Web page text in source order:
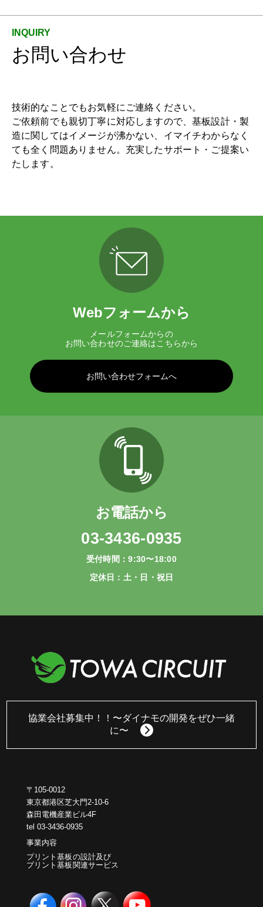
お問い合わせ
技術的なことでもお気軽にご連絡ください。
ご依頼前でも親切丁寧に対応しますので、基板設計・製
造に関してはイメージが沸かない、イマイチわからなく
ても全く問題ありません。充実したサポート・ご提案い
たします。
Webフォームから
メールフォームからの
お問い合わせのご連絡はこちらから
お問い合わせフォームへ
お電話から
03-3436-0935
受付時間：9:30〜18:00
定休日：土・日・祝日
協業会社募集中！！ 〜ダイナモの開発をぜひ一緒
に〜
〒105-0012
東京都港区芝大門2-10-6
森田電機産業ビル4F
tel 03-3436-0935
事業内容
プリント基板の設計及び
プリント基板関連サービス